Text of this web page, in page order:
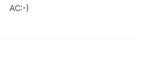
AC:-)